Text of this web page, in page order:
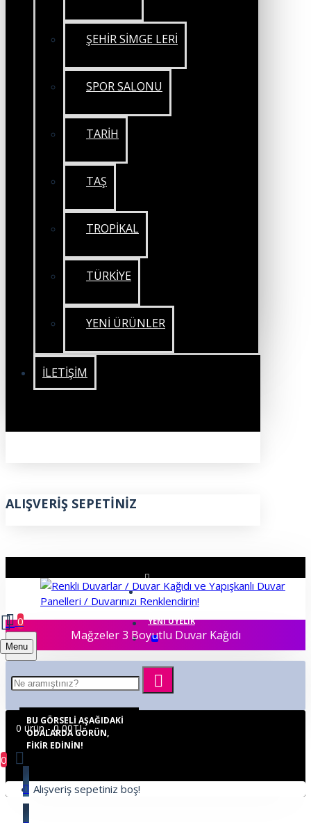
ŞEHİR SİMGE LERİ
SPOR SALONU
TARİH
TAŞ
TROPİKAL
TÜRKİYE
YENİ ÜRÜNLER
İLETIŞIM
ALIŞVERIŞ SEPETINIZ
ÜYE GIRIŞI
YENI ÜYELIK
Menu
0
0 ürün - 0,00TL
0
Alışveriş sepetiniz boş!
Mağzeler 3 Boyutlu Duvar Kağıdı
BU GÖRSELI AŞAĞIDAKI
ODALARDA GÖRÜN,
FIKIR EDININ!